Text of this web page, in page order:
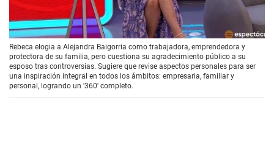
00:00/01:56
Rebeca elogia a Alejandra Baigorria como trabajadora, emprendedora y
protectora de su familia, pero cuestiona su agradecimiento público a su
esposo tras controversias. Sugiere que revise aspectos personales para ser
una inspiración integral en todos los ámbitos: empresaria, familiar y
personal, logrando un '360' completo.